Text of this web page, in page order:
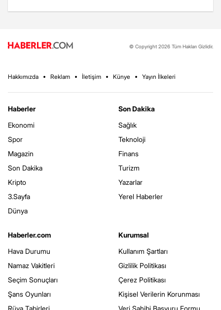
© Copyright 2026 Tüm Hakları Gizlidir.
Hakkımızda Reklam İletişim Künye Yayın İlkeleri
Haberler
Ekonomi
Spor
Magazin
Son Dakika
Kripto
3.Sayfa
Dünya
Son Dakika
Sağlık
Teknoloji
Finans
Turizm
Yazarlar
Yerel Haberler
Haberler.com
Hava Durumu
Namaz Vakitleri
Seçim Sonuçları
Şans Oyunları
Rüya Tabirleri
Kurumsal
Kullanım Şartları
Gizlilik Politikası
Çerez Politikası
Kişisel Verilerin Korunması
Veri Sahibi Başvuru Formu